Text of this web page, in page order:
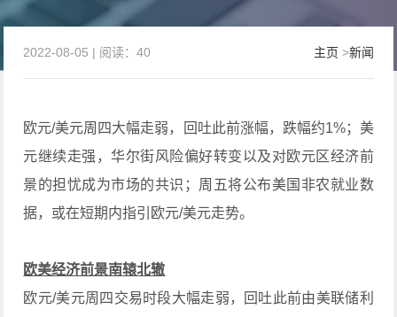
主页 >新闻
2022-08-05 | 阅读：40
欧元/美元周四大幅走弱，回吐此前涨幅，跌幅约1%；美
元继续走强，华尔街风险偏好转变以及对欧元区经济前
景的担忧成为市场的共识；周五将公布美国非农就业数
据，或在短期内指引欧元/美元走势。
欧美经济前景南辕北辙
欧元/美元周四交易时段大幅走弱，回吐此前由美联储利